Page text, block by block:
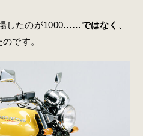
したのが1000……ではなく
です。